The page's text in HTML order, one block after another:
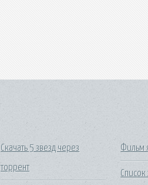
Скачать 5 звезд через
торрент
Фильм